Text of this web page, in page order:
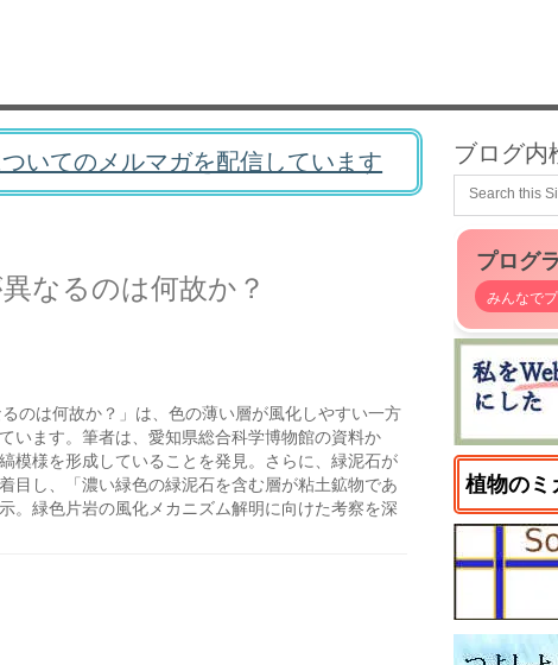
いてのメルマガを配信しています
なるのは何故か？
のは何故か？」は、色の薄い層が風化しやすい一方
います。筆者は、愛知県総合科学博物館の資料か
模様を形成していることを発見。さらに、緑泥石が
目し、「濃い緑色の緑泥石を含む層が粘土鉱物であ
。緑色片岩の風化メカニズム解明に向けた考察を深
ブログ内
プログ
みんなで
植物のミ